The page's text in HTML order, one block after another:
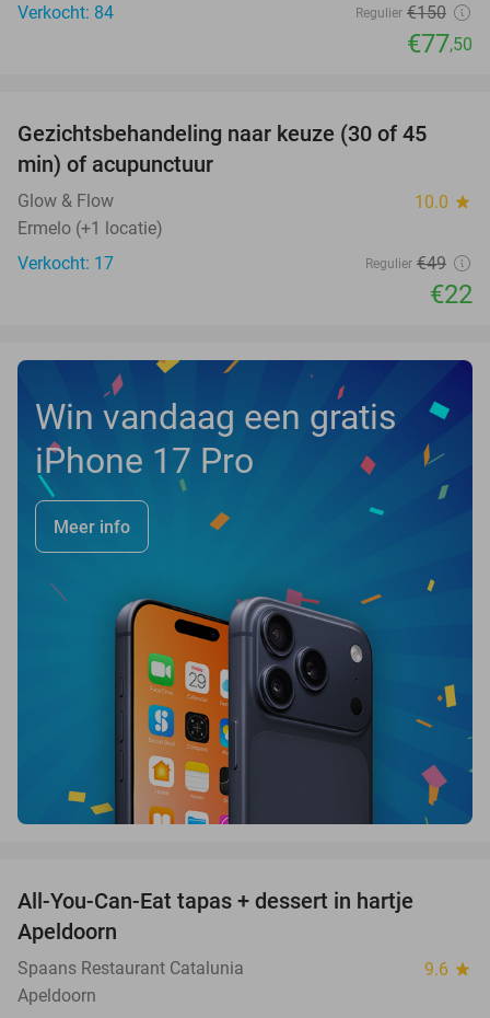
Verkocht: 84
Regulier €150
€77,50
55%
TODAY
Gezichtsbehandeling naar keuze (30 of 45
min) of acupunctuur
Glow & Flow 10.0 star
Ermelo (+1 locatie)
Verkocht: 17
Regulier €49
€22
Win vandaag een gratis
iPhone 17 Pro
Meer info
All-You-Can-Eat tapas + dessert in hartje
Apeldoorn
Spaans Restaurant Catalunia 9.6 star
Apeldoorn